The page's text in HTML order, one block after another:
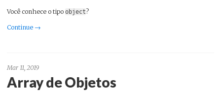
Você conhece o tipo object ?
Continue →
Mar 11, 2019
Array de Objetos